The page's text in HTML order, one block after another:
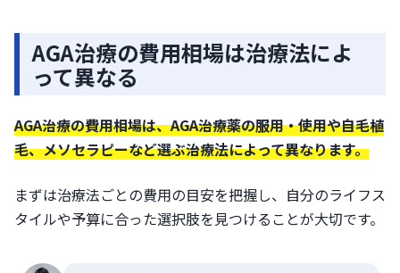
AGA治療の費用相場は治療法によ
って異なる
AGA治療の費用相場は、AGA治療薬の服用・使用や自毛植
毛、メソセラピーなど選ぶ治療法によって異なります。
まずは治療法ごとの費用の目安を把握し、自分のライフス
タイルや予算に合った選択肢を見つけることが大切です。